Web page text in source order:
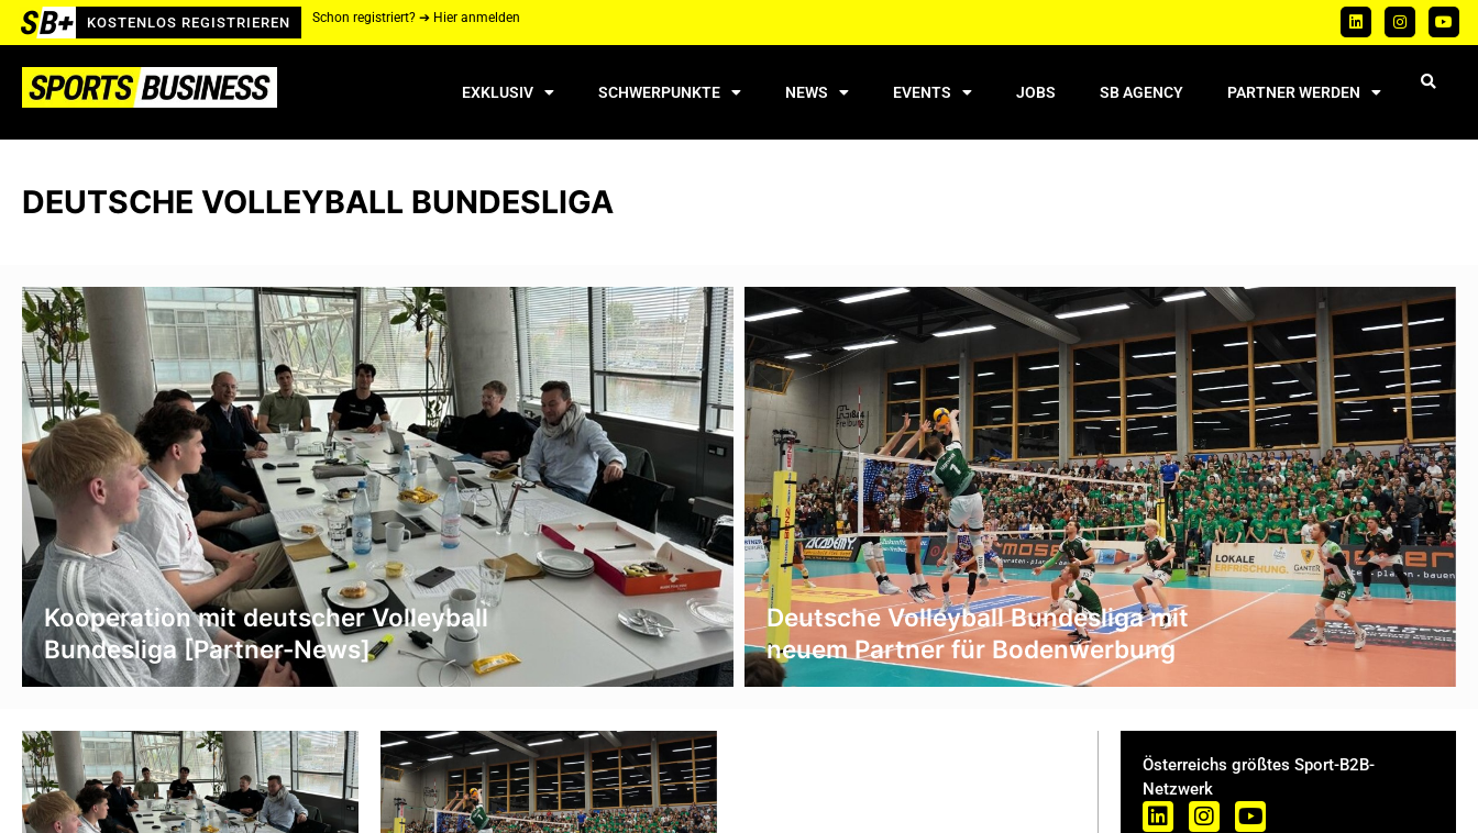
KOSTENLOS REGISTRIEREN Schon registriert? ➔ Hier anmelden
EXKLUSIV SCHWERPUNKTE NEWS EVENTS JOBS SB AGENCY PARTNER WERDEN
DEUTSCHE VOLLEYBALL BUNDESLIGA
Kooperation mit deutscher Volleyball
Bundesliga [Partner-News]
Deutsche Volleyball Bundesliga mit
neuem Partner für Bodenwerbung
Österreichs größtes Sport-B2B-
Netzwerk